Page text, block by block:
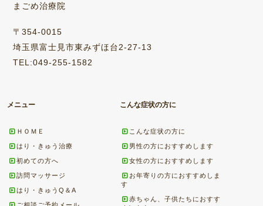
まごめ治療院
〒354-0015
埼玉県富士見市東みずほ台2-27-13
TEL:049-255-1582
メニュー
ＨＯＭＥ
はり・きゅう治療
初めての方へ
訪問マッサージ
はり・きゅうQ＆A
こんな症状の方に
こんな症状の方に
男性の方におすすめします
女性の方におすすめします
お年寄りの方におすすめしま
す
赤ちゃん、子供たちにおすす